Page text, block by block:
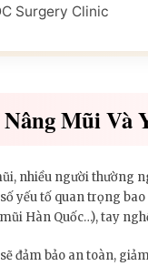
Surgery Clinic
Mũi Và
nhiều người thường
yếu tố quan trọng
Hàn Quốc…), tay
đảm bảo an toàn,